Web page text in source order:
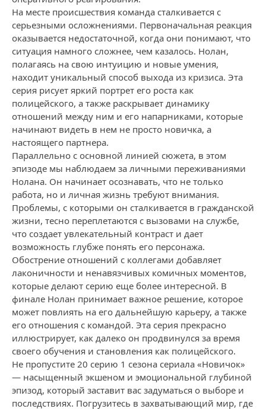
На месте происшествия команда сталкивается с
серьезными осложнениями. Первоначальная реакция
оказывается недостаточной, когда они понимают, что
ситуация намного сложнее, чем казалось. Нолан,
полагаясь на свою интуицию и новые умения,
находит уникальный способ выхода из кризиса. Эта
серия рисует яркий портрет его роста как
полицейского, а также раскрывает динамику
отношений между ним и его напарниками, которые
начинают видеть в нем не просто новичка, а
настоящего партнера.
Параллельно с основной линией сюжета, в этом
эпизоде мы наблюдаем за личными переживаниями
Нолана. Он начинает осознавать, что не только
работа, но и личная жизнь требуют внимания.
Проблемы, с которыми он сталкивается в гражданской
жизни, тесно переплетаются с вызовами на службе,
что создает увлекательный контраст и дает
возможность глубже понять его персонажа.
Обострение отношений с коллегами добавляет
лаконичности и ненавязчивых комичных моментов,
которые делают серию еще более интересной. В
финале Нолан принимает важное решение, которое
может повлиять на его дальнейшую карьеру, а также
его отношения с командой. Эта серия прекрасно
иллюстрирует, как далеко он продвинулся за время
своего обучения и становления как полицейского.
Не пропустите 20 серию 1 сезона сериала «Новичок»
— насыщенный экшеном и эмоциональной глубиной
эпизод, который заставит вас задуматься о выборе и
последствиях. Погрузитесь в захватывающий мир, где